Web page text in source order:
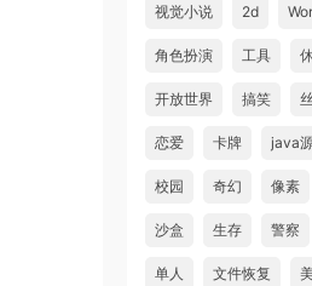
视觉小说 2d
角色扮演 工具
开放世界 搞笑
恋爱 卡牌 java
校园 奇幻 像素
沙盒 生存 警察
单人 文件恢复